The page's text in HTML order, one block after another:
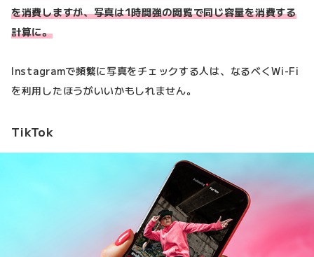
を消費しますが、写真は1時間強の閲覧で同じ容量を消費する
計算に。
Instagramで頻繁に写真をチェックする人は、なるべくWi-Fi
を利用したほうがいいかもしれません。
TikTok